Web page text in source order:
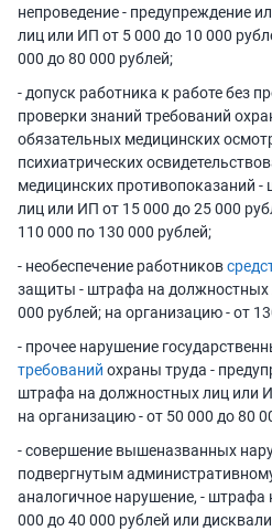
непроведение - предупреждение
лиц или ИП от 5 000 до 10 000
000 до 80 000 рублей;
- допуск работника к работе без
проверки знаний требований
обязательных медицинских
психиатрических
медицинских противопоказаний
лиц или ИП от 15 000 до 25 000
110 000 по 130 000 рублей;
- необеспечение работников
защиты - штрафа на должностных
000 рублей; на организацию - от
- прочее нарушение
требований охраны труда -
штрафа на должностных лиц или
на организацию - от 50 000 до 80
- совершение вышеназванных
подвергнутым
аналогичное нарушение, -
000 до 40 000 рублей или